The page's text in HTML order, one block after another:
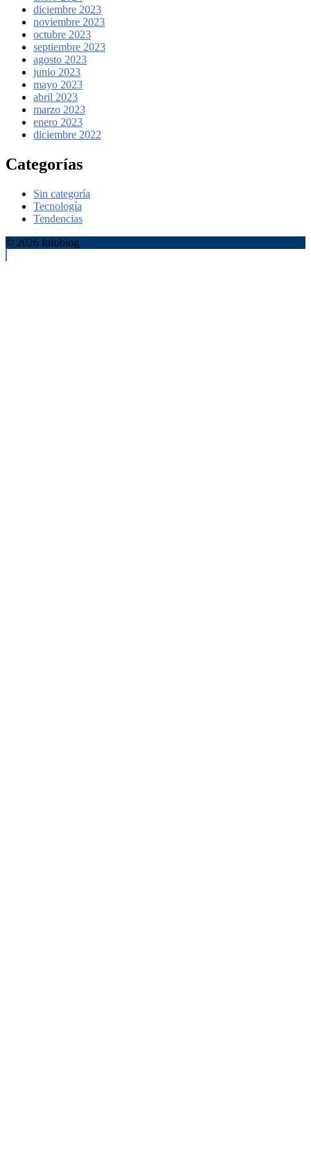
diciembre 2023
noviembre 2023
octubre 2023
septiembre 2023
agosto 2023
junio 2023
mayo 2023
abril 2023
marzo 2023
enero 2023
diciembre 2022
Categorías
Sin categoría
Tecnología
Tendencias
© 2026 Infoblog